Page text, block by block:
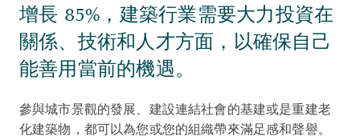
增長 85%，建築行業需要大力投資在
關係、技術和人才方面，以確保自己
能善用當前的機遇。
參與城市景觀的發展、建設連結社會的基建或是重建老
化建築物，都可以為您或您的組織帶來滿足感和聲譽。